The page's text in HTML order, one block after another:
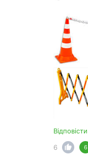
Відповісти
6
6